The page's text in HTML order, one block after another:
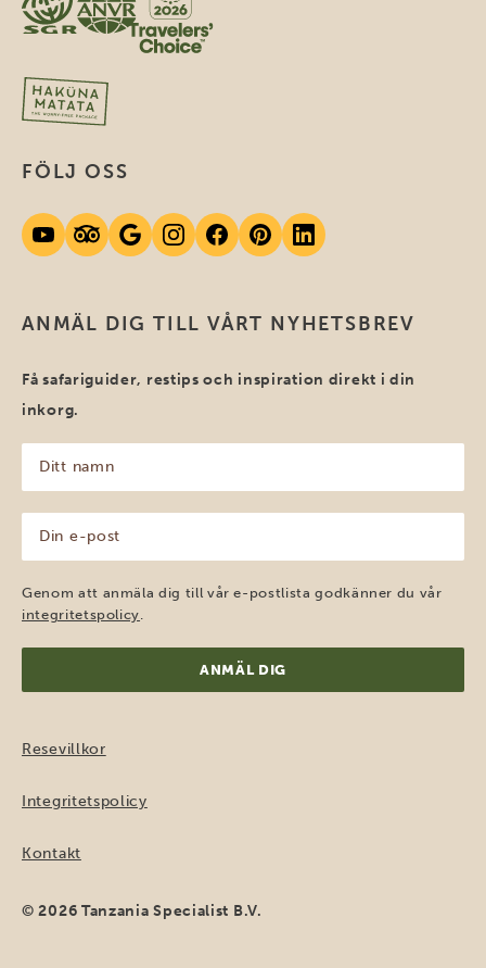
ANMÄL DIG TILL VÅRT NYHETSBREV
Få safariguider, restips och inspiration direkt i din
inkorg.
namn
(Obligatoriskt)
post
(Obligatoriskt)
Genom att anmäla dig till vår e-postlista godkänner du vår
integritetspolicy
FÖLJ OSS
Resevillkor
Integritetspolicy
Kontakt
© 2026 Tanzania Specialist B.V.